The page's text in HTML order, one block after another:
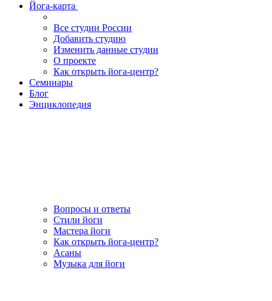
Йога-карта
Все студии России
Добавить студию
Изменить данные студии
О проекте
Как открыть йога-центр?
Семинары
Блог
Энциклопедия
Вопросы и ответы
Стили йоги
Мастера йоги
Как открыть йога-центр?
Асаны
Музыка для йоги